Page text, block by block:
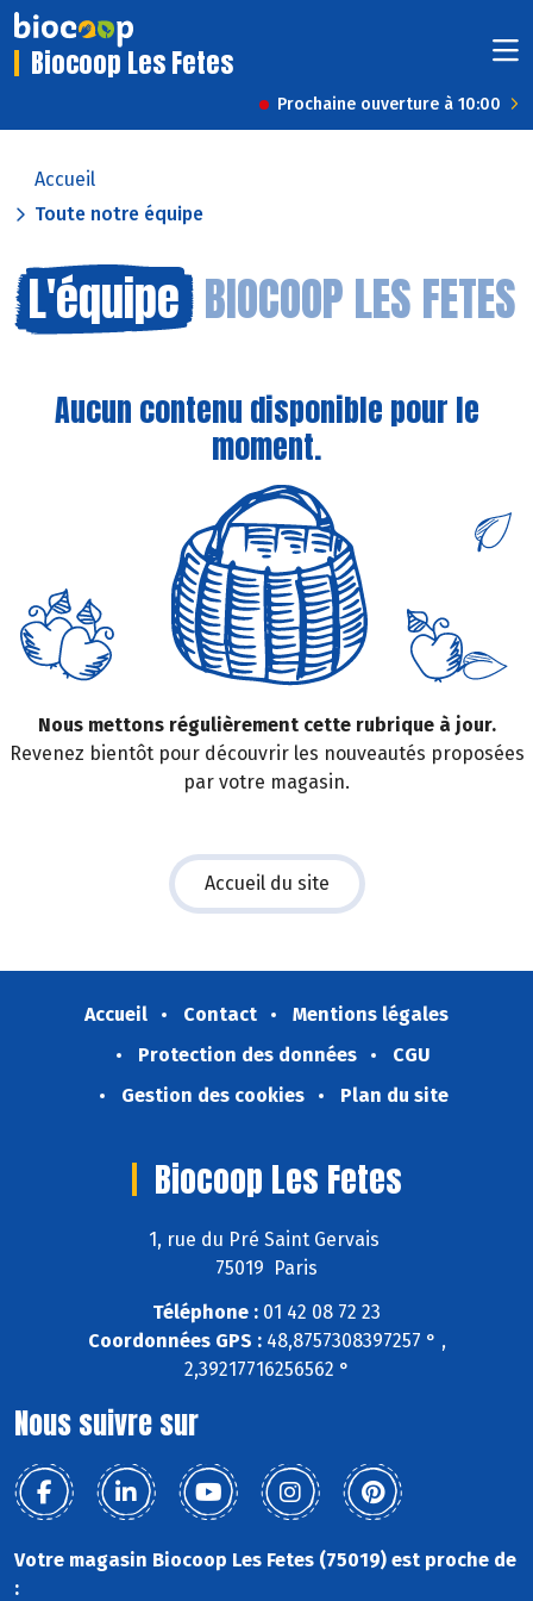
Biocoop Les Fetes
Prochaine ouverture à 10:00
Accueil
Toute notre équipe
L'équipe BIOCOOP LES FETES
Aucun contenu disponible pour le
moment.
Nous mettons régulièrement cette rubrique à jour.
Revenez bientôt pour découvrir les nouveautés proposées
par votre magasin.
Accueil du site
Accueil Contact
Mentions légales
Protection des données
CGU
Gestion des cookies
Plan du site
Biocoop Les Fetes
1, rue du Pré Saint Gervais
75019 Paris
Téléphone : 01 42 08 72 23
Coordonnées GPS :48,8757308397257 ° ,
2,39217716256562 °
Nous suivre sur
Votre magasin Biocoop Les Fetes (75019) est proche de
: